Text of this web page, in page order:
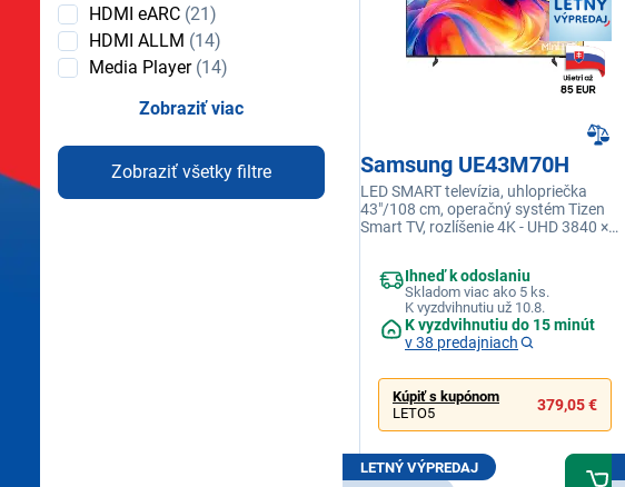
HDMI eARC (21)
HDMI ALLM (14)
Media Player(14)
Zobraziť viac
Zobraziť všetky filtre Samsung UE43M70H
LED SMART televízia, uhlopriečka
43"/108 cm, operačný systém Tizen
Smart TV, rozlíšenie 4K - UHD 3840 ×
USB-A, Wi-fi integrovaná, DLNA
Ihneď k odoslaniu
Skladom viac ako 5 ks.
K vyzdvihnutiu už 10.8.
K vyzdvihnutiu do 15 minút
v 38 predajniach
Kúpiť s kupónom
LETO5
379,05 €
LETNÝ VÝPREDAJ